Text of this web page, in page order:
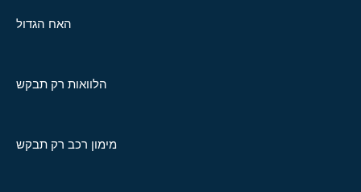
האח הגדול
הלוואות רק תבקש
מימון רכב רק תבקש